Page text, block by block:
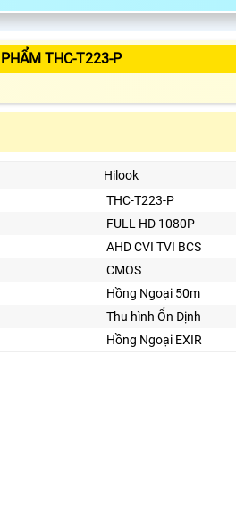
THC-T223-P
Hilook
THC-T223-P
FULL HD 1080P
AHD CVI TVI BCS
CMOS
Hồng Ngoại 50m
Thu hình Ổn Định
Hồng Ngoại EXIR